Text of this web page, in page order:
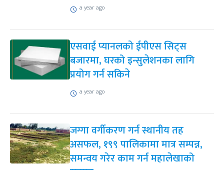
a year ago
एसवाई प्यानलको ईपीएस सिट्स
बजारमा, घरको इन्सुलेशनका लागि
प्रयोग गर्न सकिने
a year ago
जग्गा वर्गीकरण गर्न स्थानीय तह
असफल, १९९ पालिकामा मात्र सम्पन्न,
समन्वय गरेर काम गर्न महालेखाको